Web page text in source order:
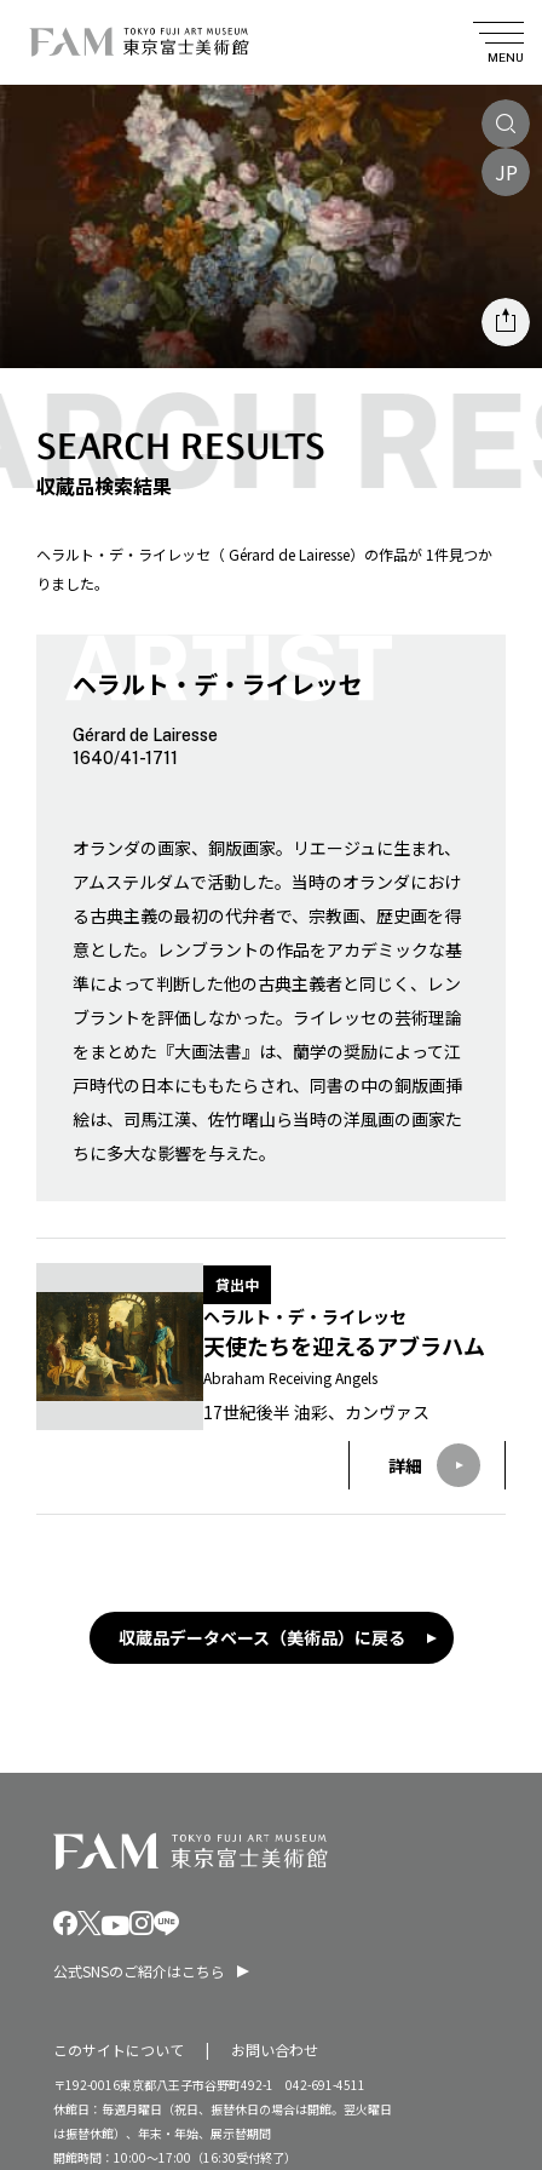
MENU
JP
SEARCH RESULTS
収蔵品検索結果
ヘラルト・デ・ライレッセ（ Gérard de Lairesse）の作品が 1件見つか
りました。
ヘラルト・デ・ライレッセ
Gérard de Lairesse
1640/41-1711
オランダの画家、銅版画家。リエージュに生まれ、
アムステルダムで活動した。当時のオランダにおけ
る古典主義の最初の代弁者で、宗教画、歴史画を得
意とした。レンブラントの作品をアカデミックな基
準によって判断した他の古典主義者と同じく、レン
ブラントを評価しなかった。ライレッセの芸術理論
をまとめた『大画法書』は、蘭学の奨励によって江
戸時代の日本にももたらされ、同書の中の銅版画挿
絵は、司馬江漢、佐竹曙山ら当時の洋風画の画家た
ちに多大な影響を与えた。
貸出中
ヘラルト・デ・ライレッセ
天使たちを迎えるアブラハム
Abraham Receiving Angels
17世紀後半 油彩、カンヴァス
詳細
収蔵品データベース（美術品）に戻る
公式SNSのご紹介はこちら
このサイトについて お問い合わせ
〒192-0016東京都八王子市谷野町492-1 042-691-4511
休館日：毎週月曜日（祝日、振替休日の場合は開館。翌火曜日
は振替休館）、年末・年始、展示替期間
開館時間：10:00～17:00（16:30受付終了）